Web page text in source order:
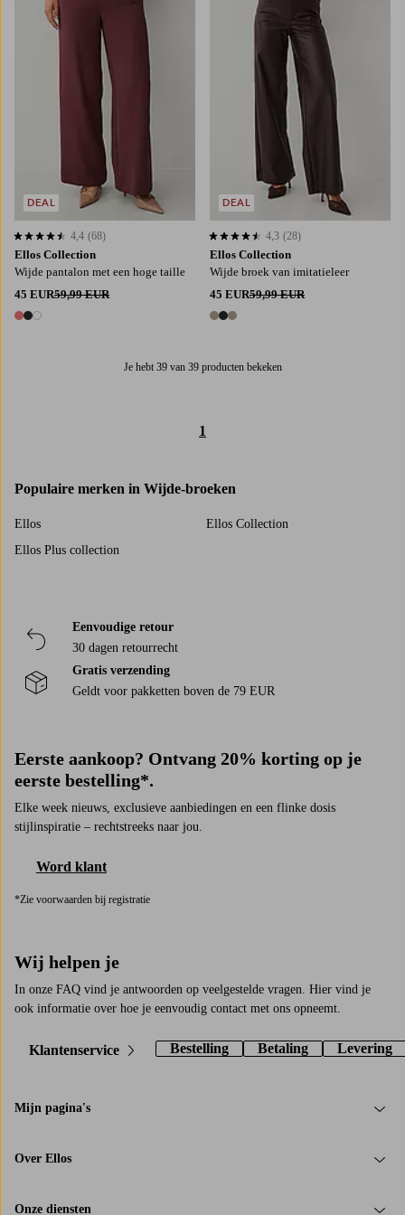
Ellos Collection
Wijde pantalon met een hoge taille
45 EUR59,99 EUR
3 kleuren
4,4 op basis van 68 beoordelingen
4,4 (68)
DEAL
Ellos Collection
Wijde broek van imitatieleer
45 EUR59,99 EUR
3 kleuren
4,3 op basis van 28 beoordelingen
4,3 (28)
DEAL
Je hebt 39 van 39 producten bekeken
1
Populaire merken in Wijde-broeken
Ellos
Ellos Collection
Ellos Plus collection
Eenvoudige retour
30 dagen retourrecht
Gratis verzending
Geldt voor pakketten boven de 79 EUR
Eerste aankoop? Ontvang 20% korting op je
eerste bestelling*.
Elke week nieuws, exclusieve aanbiedingen en een flinke dosis
stijlinspiratie – rechtstreeks naar jou.
Word klant
*Zie voorwaarden bij registratie
Wij helpen je
In onze FAQ vind je antwoorden op veelgestelde vragen. Hier vind je
ook informatie over hoe je eenvoudig contact met ons opneemt.
Klantenservice Bestelling Betaling Levering
Mijn pagina's
Over Ellos
Onze diensten